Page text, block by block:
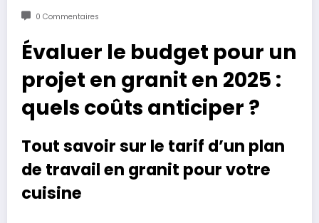
0 Commentaires
Évaluer le budget pour un
projet en granit en 2025 :
quels coûts anticiper ?
Tout savoir sur le tarif d’un plan
de travail en granit pour votre
cuisine